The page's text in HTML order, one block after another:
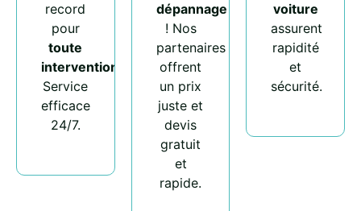
record
pour
toute
intervention
Service
efficace
24/7.
dépannage
! Nos
partenaires
offrent
un prix
juste et
devis
gratuit
et
rapide.
voiture
assurent
rapidité
et
sécurité.